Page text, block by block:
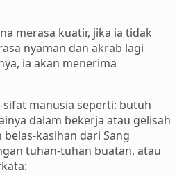
merasa kuatir, jika ia tidak
nyaman dan akrab lagi
ia akan menerima
manusia seperti: butuh
dalam bekerja atau gelisah
kasihan dari Sang
tuhan-tuhan buatan, atau